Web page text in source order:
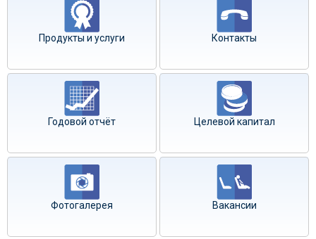
Продукты и услуги Контакты
Годовой отчёт Целевой капитал
Фотогалерея Вакансии